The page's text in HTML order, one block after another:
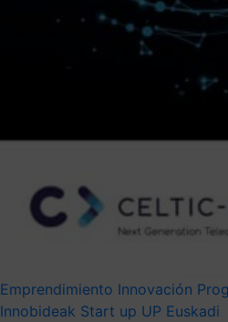
Emprendimiento Innovación
Innobideak Start up UP Euskadi